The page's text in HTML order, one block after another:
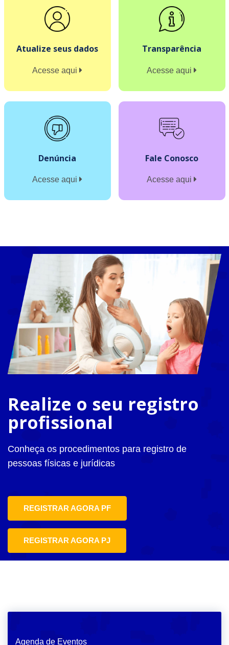
Atualize seus dados
Acesse aqui
Transparência
Acesse aqui
Denúncia
Acesse aqui
Fale Conosco
Acesse aqui
Realize o seu registro
profissional
Conheça os procedimentos para registro de
pessoas físicas e jurídicas
REGISTRAR AGORA PF
REGISTRAR AGORA PJ
Agenda de Eventos